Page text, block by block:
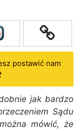
postawić nam
jak bardzo
Sądu
mówić, że